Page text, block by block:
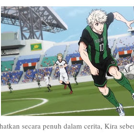
secara penuh dalam cerita, Kira